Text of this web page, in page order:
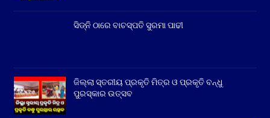
ସିଡ୍‌ନି ଠାରେ ବାଚସ୍ପତି ସୁରମା ପାଢୀ
ଜିଲ୍ଲା ସ୍ତରୀୟ ପ୍ରକୃତି ମିତ୍ର ଓ ପ୍ରକୃତି ବନ୍ଧୁ
ପୁରସ୍କାର ଉତ୍ସବ